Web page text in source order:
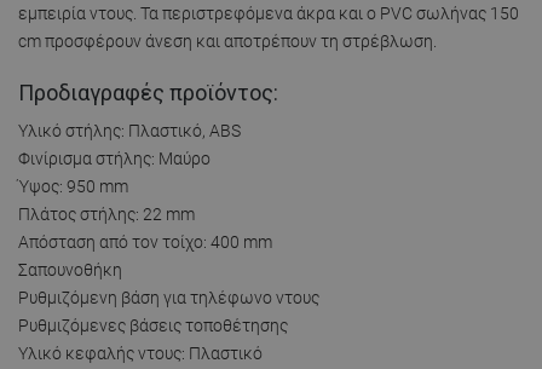
εμπειρία ντους. Τα περιστρεφόμενα άκρα και ο PVC σωλήνας 150
cm προσφέρουν άνεση και αποτρέπουν τη στρέβλωση.
Προδιαγραφές προϊόντος:
Υλικό στήλης: Πλαστικό, ABS
Φινίρισμα στήλης: Μαύρο
Ύψος: 950 mm
Πλάτος στήλης: 22 mm
Απόσταση από τον τοίχο: 400 mm
Σαπουνοθήκη
Ρυθμιζόμενη βάση για τηλέφωνο ντους
Ρυθμιζόμενες βάσεις τοποθέτησης
Υλικό κεφαλής ντους: Πλαστικό